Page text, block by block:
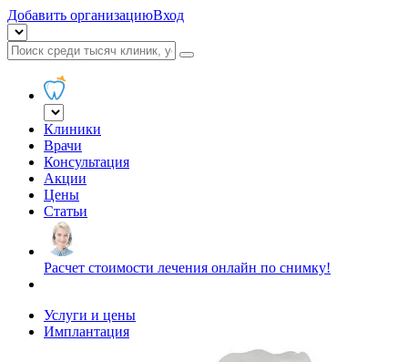
Добавить организациюВход
Клиники
Врачи
Консультация
Акции
Цены
Статьи
Расчет стоимости лечения онлайн по снимку!
Услуги и цены
Имплантация